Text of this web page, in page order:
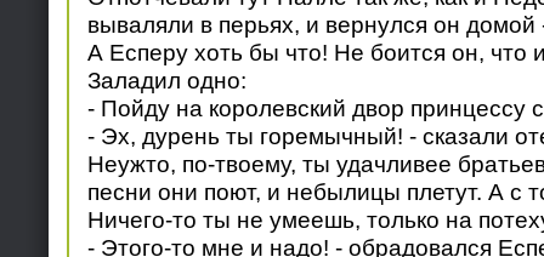
вываляли в перьях, и вернулся он домой
А Есперу хоть бы что! Не боится он, что и
Заладил одно:
- Пойду на королевский двор принцессу
- Эх, дурень ты горемычный! - сказали
Неужто, по-твоему, ты удачливее
песни они поют, и небылицы плетут. А с
Ничего-то ты не умеешь, только на
- Этого-то мне и надо! - обрадовался